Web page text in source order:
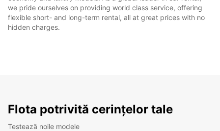
we pride ourselves on providing world class service, offering
flexible short- and long-term rental, all at great prices with no
hidden charges.
Flota potrivită cerințelor tale
Testează noile modele